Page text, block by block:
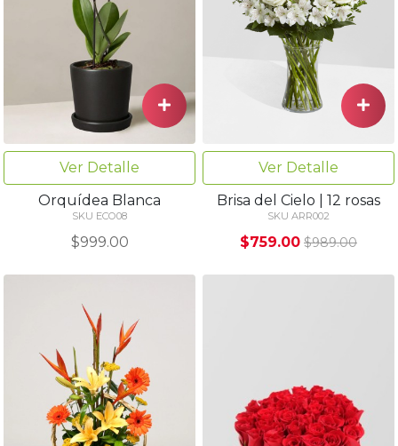
Ver Detalle
Orquídea Blanca
SKU ECO08
$999.00
Ver Detalle
Brisa del Cielo | 12 rosas
SKU ARR002
$759.00 $989.00